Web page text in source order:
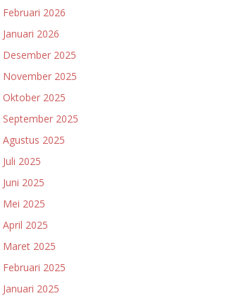
Februari 2026
Januari 2026
Desember 2025
November 2025
Oktober 2025
September 2025
Agustus 2025
Juli 2025
Juni 2025
Mei 2025
April 2025
Maret 2025
Februari 2025
Januari 2025